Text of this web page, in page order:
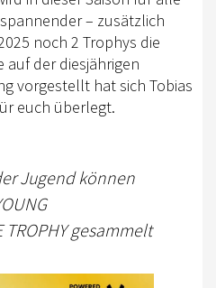
– zusätzlich
noch 2 Trophys die
auf der diesjährigen
vorgestellt hat sich Tobias
euch überlegt.
Jugend können
TROPHY gesammelt